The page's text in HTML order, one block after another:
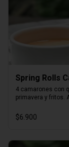
Spring Rolls
4 camarones con
primavera y fritos.
$6.900